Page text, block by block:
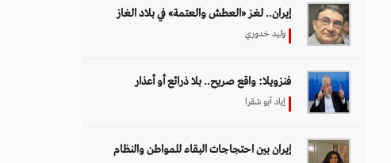
إيران.. لغز «العطش والعتمة» في بلاد الغاز
وليد خدوري
فنزويلا: واقع صريح.. بلا ذرائع أو أعذار
إياد أبو شقرا
إيران بين احتجاجات البقاء للمواطن والنظام